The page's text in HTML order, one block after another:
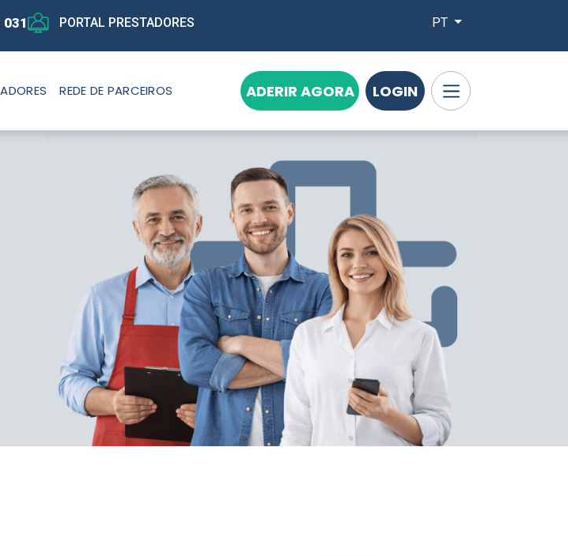
031 PORTAL PRESTADORES PT
REDE DE PARCEIROS ADERIR AGORA LOGIN